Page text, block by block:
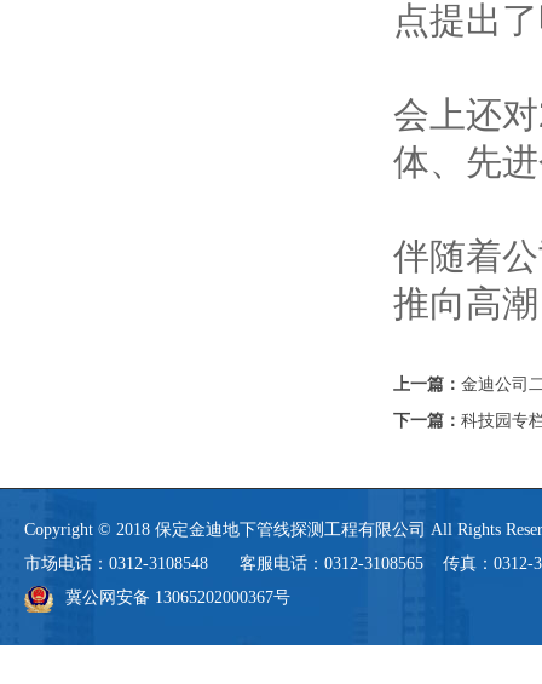
点提出
会上还
体、先
伴随着
推向高
上一篇： 金迪公司
下一篇： 科技园专
Copyright © 2018 保定金迪地下管线探测工程有限公司 All Rights
市场电话：0312-3108548 客服电话：0312-3108565 传真：
冀公网安备 13065202000367号